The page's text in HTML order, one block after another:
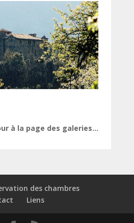
à la page des galeries…
des chambres
Liens